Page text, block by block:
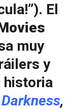
El
muy
y
historia
,